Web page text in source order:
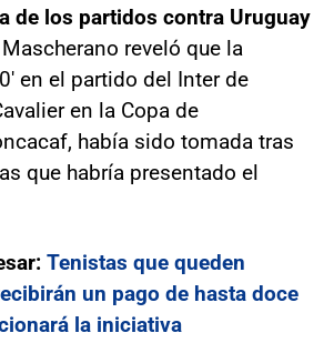
de los partidos contra Uruguay
reveló que la
en el partido del Inter de
en la Copa de
había sido tomada tras
que habría presentado el
Tenistas que queden
un pago de hasta doce
la iniciativa